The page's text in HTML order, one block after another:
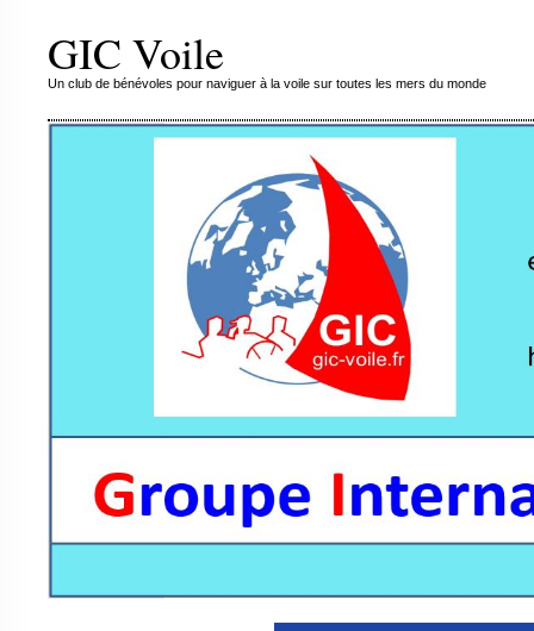
GIC Voile
Un club de bénévoles pour naviguer à la voile sur toutes les mers du monde